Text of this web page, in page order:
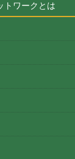
トワークとは